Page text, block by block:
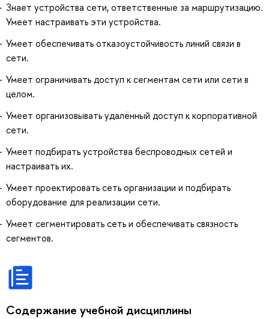
Знает устройства сети, ответственные за маршрутизацию.
Умеет настраивать эти устройства.
Умеет обеспечивать отказоустойчивость линий связи в
сети.
Умеет ограничивать доступ к сегментам сети или сети в
целом.
Умеет организовывать удалённый доступ к корпоративной
сети.
Умеет подбирать устройства беспроводных сетей и
настраивать их.
Умеет проектировать сеть организации и подбирать
оборудование для реализации сети.
Умеет сегментировать сеть и обеспечивать связность
сегментов.
Содержание учебной дисциплины